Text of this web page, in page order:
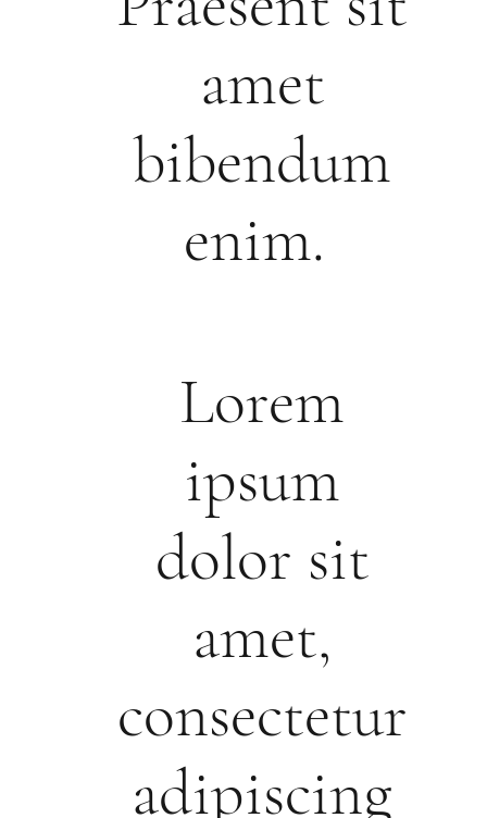
amet
bibendum
enim.
Lorem
ipsum
dolor sit
amet,
consectetur
adipiscing